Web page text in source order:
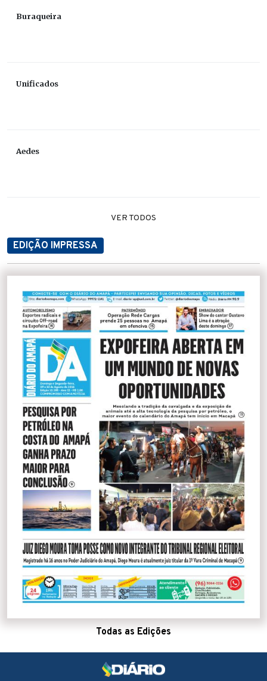
Buraqueira
Unificados
Aedes
VER TODOS
EDIÇÃO IMPRESSA
Todas as Edições